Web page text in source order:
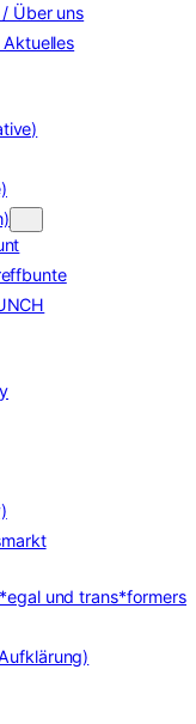
Über uns
und trans*formers